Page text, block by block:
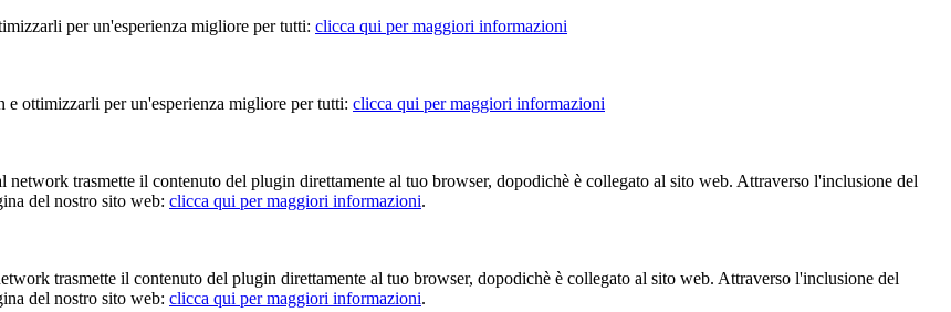
per un'esperienza migliore per tutti: clicca qui per maggiori informazioni
ottimizzarli per un'esperienza migliore per tutti: clicca qui per maggiori informazioni
trasmette il contenuto del plugin direttamente al tuo browser, dopodichè è collegato al sito web. Attraverso l'inclusione del
del nostro sito web: clicca qui per maggiori informazioni.
trasmette il contenuto del plugin direttamente al tuo browser, dopodichè è collegato al sito web. Attraverso l'inclusione del
del nostro sito web: clicca qui per maggiori informazioni.